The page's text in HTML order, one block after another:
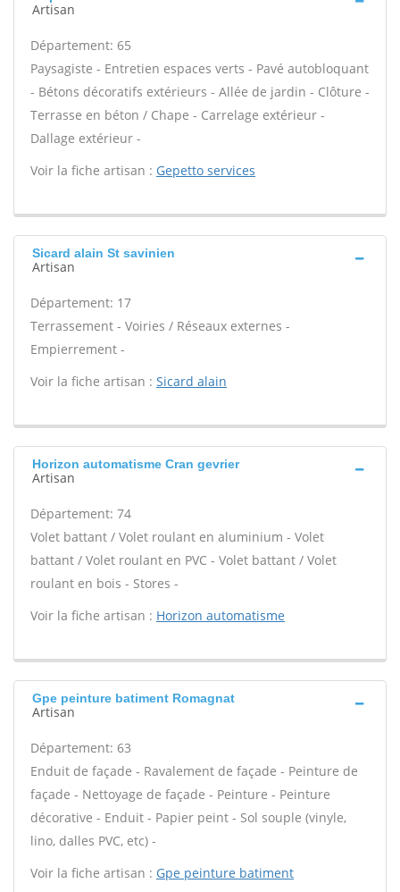
Artisan
Département: 65
Paysagiste - Entretien espaces verts - Pavé autobloquant
- Bétons décoratifs extérieurs - Allée de jardin - Clôture -
Terrasse en béton / Chape - Carrelage extérieur -
Dallage extérieur -
Voir la fiche artisan : Gepetto services
Sicard alain St savinien
Artisan
Département: 17
Terrassement - Voiries / Réseaux externes -
Empierrement -
Voir la fiche artisan : Sicard alain
Horizon automatisme Cran gevrier
Artisan
Département: 74
Volet battant / Volet roulant en aluminium - Volet
battant / Volet roulant en PVC - Volet battant / Volet
roulant en bois - Stores -
Voir la fiche artisan : Horizon automatisme
Gpe peinture batiment Romagnat
Artisan
Département: 63
Enduit de façade - Ravalement de façade - Peinture de
façade - Nettoyage de façade - Peinture - Peinture
décorative - Enduit - Papier peint - Sol souple (vinyle,
lino, dalles PVC, etc) -
Voir la fiche artisan : Gpe peinture batiment